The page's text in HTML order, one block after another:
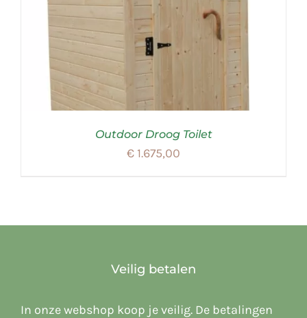
Outdoor Droog Toilet
€ 1.675,00
Veilig betalen
In onze webshop koop je veilig. De betalingen